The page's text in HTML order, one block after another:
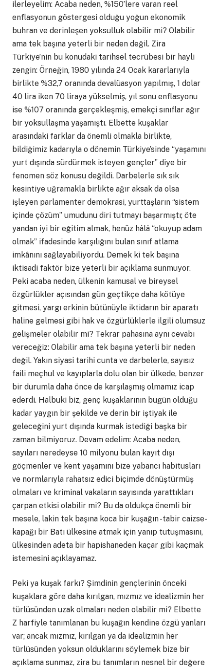
ilerleyelim: Acaba neden, %150’lere varan reel
enflasyonun göstergesi olduğu yoğun ekonomik
buhran ve derinleşen yoksulluk olabilir mi? Olabilir
ama tek başına yeterli bir neden değil. Zira
Türkiye’nin bu konudaki tarihsel tecrübesi bir hayli
zengin: Örneğin, 1980 yılında 24 Ocak kararlarıyla
birlikte %32,7 oranında devalüasyon yapılmış, 1 dolar
40 lira iken 70 liraya yükselmiş, yıl sonu enflasyonu
ise %107 oranında gerçekleşmiş, emekçi sınıflar ağır
bir yoksullaşma yaşamıştı. Elbette kuşaklar
arasındaki farklar da önemli olmakla birlikte,
bildiğimiz kadarıyla o dönemin Türkiye’sinde “yaşamını
yurt dışında sürdürmek isteyen gençler” diye bir
fenomen söz konusu değildi. Darbelerle sık sık
kesintiye uğramakla birlikte ağır aksak da olsa
işleyen parlamenter demokrasi, yurttaşların “sistem
içinde çözüm” umudunu diri tutmayı başarmıştı; öte
yandan iyi bir eğitim almak, henüz hâlâ “okuyup adam
olmak” ifadesinde karşılığını bulan sınıf atlama
imkânını sağlayabiliyordu. Demek ki tek başına
iktisadi faktör bize yeterli bir açıklama sunmuyor.
Peki acaba neden, ülkenin kamusal ve bireysel
özgürlükler açısından gün geçtikçe daha kötüye
gitmesi, yargı erkinin bütünüyle iktidarın bir aparatı
haline gelmesi gibi hak ve özgürlüklerle ilgili olumsuz
gelişmeler olabilir mi? Tekrar pahasına aynı cevabı
vereceğiz: Olabilir ama tek başına yeterli bir neden
değil. Yakın siyasi tarihi cunta ve darbelerle, sayısız
faili meçhul ve kayıplarla dolu olan bir ülkede, benzer
bir durumla daha önce de karşılaşmış olmamız icap
ederdi. Halbuki biz, genç kuşaklarının bugün olduğu
kadar yaygın bir şekilde ve derin bir iştiyak ile
geleceğini yurt dışında kurmak istediği başka bir
zaman bilmiyoruz. Devam edelim: Acaba neden,
sayıları neredeyse 10 milyonu bulan kayıt dışı
göçmenler ve kent yaşamını bize yabancı habitusları
ve normlarıyla rahatsız edici biçimde dönüştürmüş
olmaları ve kriminal vakaların sayısında yarattıkları
çarpan etkisi olabilir mi? Bu da oldukça önemli bir
mesele, lakin tek başına koca bir kuşağın -tabir caizse-
kapağı bir Batı ülkesine atmak için yanıp tutuşmasını,
ülkesinden adeta bir hapishaneden kaçar gibi kaçmak
istemesini açıklayamaz.
Peki ya kuşak farkı? Şimdinin gençlerinin önceki
kuşaklara göre daha kırılgan, mızmız ve idealizmin her
türlüsünden uzak olmaları neden olabilir mi? Elbette
Z harfiyle tanımlanan bu kuşağın kendine özgü yanları
var; ancak mızmız, kırılgan ya da idealizmin her
türlüsünden yoksun olduklarını söylemek bize bir
açıklama sunmaz, zira bu tanımların nesnel bir değere